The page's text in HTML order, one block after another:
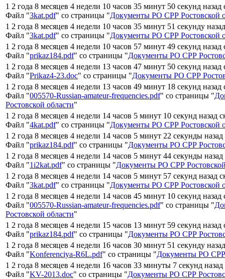
1 2 года 8 месяцев 4 недели 10 часов 35 минут 50 секунд назад
Файл "3kat.pdf" со страницы "Документы РО СРР Ростовской
1 2 года 8 месяцев 4 недели 10 часов 35 минут 51 секунду
Файл "3kat.pdf" со страницы "Документы РО СРР Ростовской
1 2 года 8 месяцев 4 недели 10 часов 57 минут 49 секунд назад
Файл "prikaz184.pdf" со страницы "Документы РО СРР
1 2 года 8 месяцев 4 недели 13 часов 47 минут 50 секунд назад
Файл "Prikaz4-23.doc" со страницы "Документы РО СРР
1 2 года 8 месяцев 4 недели 13 часов 49 минут 18 секунд назад
Файл "005570-Russian-amateur-frequencies.pdf" со страницы "
Ростовской области"
1 2 года 8 месяцев 4 недели 14 часов 5 минут 10 секунд назад
Файл "4kat.pdf" со страницы "Документы РО СРР Ростовской
1 2 года 8 месяцев 4 недели 14 часов 5 минут 22 секунды
Файл "prikaz184.pdf" со страницы "Документы РО СРР
1 2 года 8 месяцев 4 недели 14 часов 5 минут 44 секунды
Файл "1i2kat.pdf" со страницы "Документы РО СРР
1 2 года 8 месяцев 4 недели 14 часов 5 минут 57 секунд назад
Файл "3kat.pdf" со страницы "Документы РО СРР Ростовской
1 2 года 8 месяцев 4 недели 14 часов 45 минут 10 секунд назад
Файл "005570-Russian-amateur-frequencies.pdf" со страницы "
Ростовской области"
1 2 года 8 месяцев 4 недели 15 часов 13 минут 59 секунд назад
Файл "prikaz184.pdf" со страницы "Документы РО СРР
1 2 года 8 месяцев 4 недели 16 часов 30 минут 51 секунду
Файл "Konferenciya-R6L.pdf" со страницы "Документы РО СРР
1 2 года 8 месяцев 4 недели 16 часов 33 минуты 7 секунд
Файл "KV-2013.doc" со страницы "Документы РО СРР